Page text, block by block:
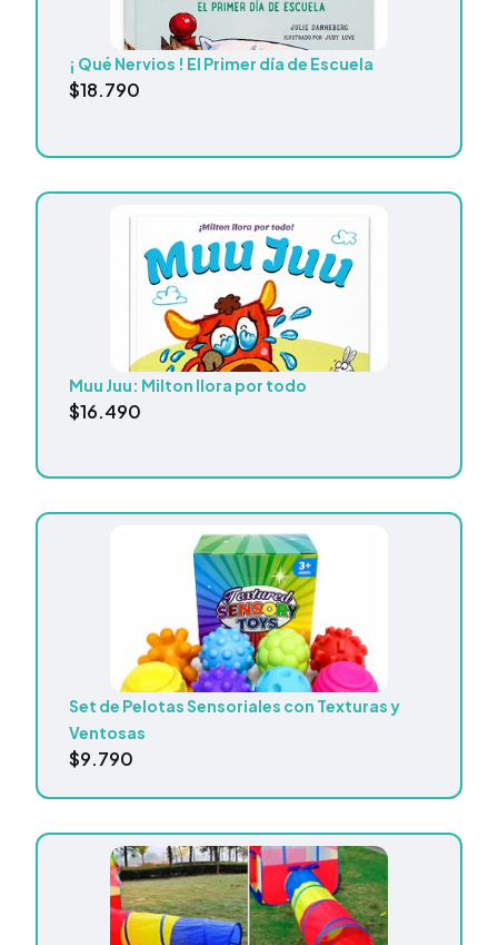
¡ Qué Nervios ! El Primer día de Escuela
$18.790
Muu Juu: Milton llora por todo
$16.490
Set de Pelotas Sensoriales con Texturas y
Ventosas
$9.790